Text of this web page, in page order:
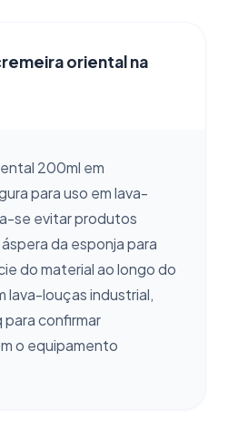
oriental na
200ml em
para uso em lava-
se evitar produtos
da esponja para
do material ao longo do
lava-louças industrial,
confirmar
o equipamento